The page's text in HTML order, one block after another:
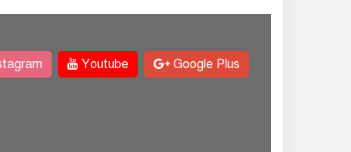
Youtube Google Plus